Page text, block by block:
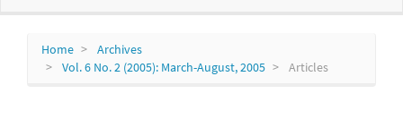
Home
Archives
Vol. 6 No. 2 (2005): March-August, 2005
Articles